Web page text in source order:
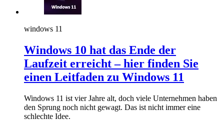
windows 11
Windows 10 hat das Ende der
Laufzeit erreicht – hier finden Sie
einen Leitfaden zu Windows 11
Windows 11 ist vier Jahre alt, doch viele Unternehmen haben
den Sprung noch nicht gewagt. Das ist nicht immer eine
schlechte Idee.